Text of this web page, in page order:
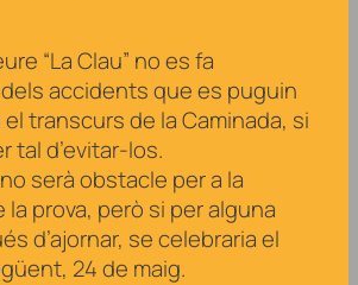
“La Clau” no es fa
accidents que es puguin
transcurs de la Caminada, si
tal d’evitar-los.
serà obstacle per a la
prova, però si per alguna
d’ajornar, se celebraria el
24 de maig.